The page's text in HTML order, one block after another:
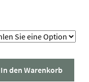
In den Warenkorb